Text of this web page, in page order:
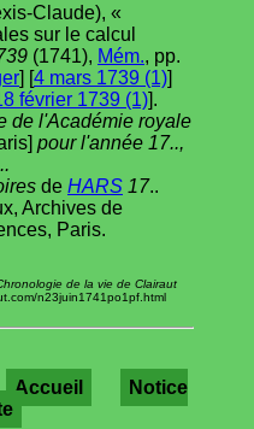
Claude), «
sur le calcul
(1741), Mém., pp.
] [4 mars 1739 (1)]
février 1739 (1)].
de l'Académie royale
pour l'année 17..,
de HARS 17..
Archives de
Paris.
de la vie de Clairaut
n23juin1741po1pf.html
Accueil
Notice